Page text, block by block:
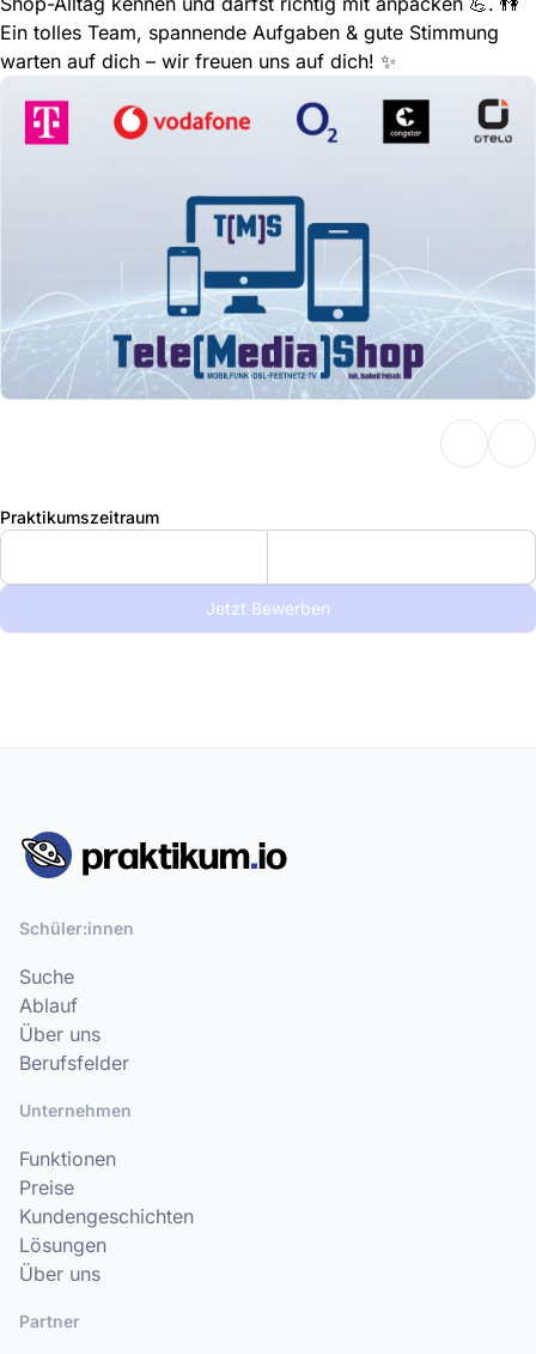
Ein tolles Team, spannende Aufgaben & gute Stimmung
warten auf dich – wir freuen uns auf dich! ✨
Praktikumszeitraum
Jetzt Bewerben
Schüler:innen
Suche
Ablauf
Über uns
Berufsfelder
Unternehmen
Funktionen
Preise
Kundengeschichten
Lösungen
Über uns
Partner